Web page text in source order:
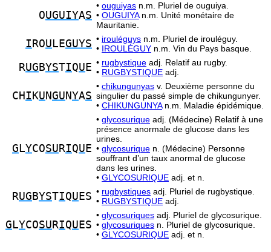
OUGUIYAS
• ouguiyas n.m. Pluriel de ouguiya.
• OUGUIYAn.m. Unité monétaire de
Mauritanie.
I ROU LEGUYS • irouléguys n.m. Pluriel de irouléguy.
• IROULÉGUY n.m. Vin du Pays basque.
RUG BYSTIQU E • rugbystique adj. Relatif au rugby.
• RUGBYSTIQUE adj.
CH I KU NGU NYAS
• chikungunyas v. Deuxième personne du
singulier du passé simple de chikungunyer.
• CHIKUNGUNYAn.m. Maladie épidémique.
G LYCOSU RIQU E
• glycosurique adj. (Médecine) Relatif à une
présence anormale de glucose dans les
urines.
• glycosurique n. (Médecine) Personne
souffrant d’un taux anormal de glucose
dans les urines.
• GLYCOSURIQUE adj. et n.
RUG BYSTIQU ES • rugbystiques adj. Pluriel de rugbystique.
• RUGBYSTIQUE adj.
G LYCOSU RIQU ES
• glycosuriques adj. Pluriel de glycosurique.
• glycosuriques n. Pluriel de glycosurique.
• GLYCOSURIQUE adj. et n.